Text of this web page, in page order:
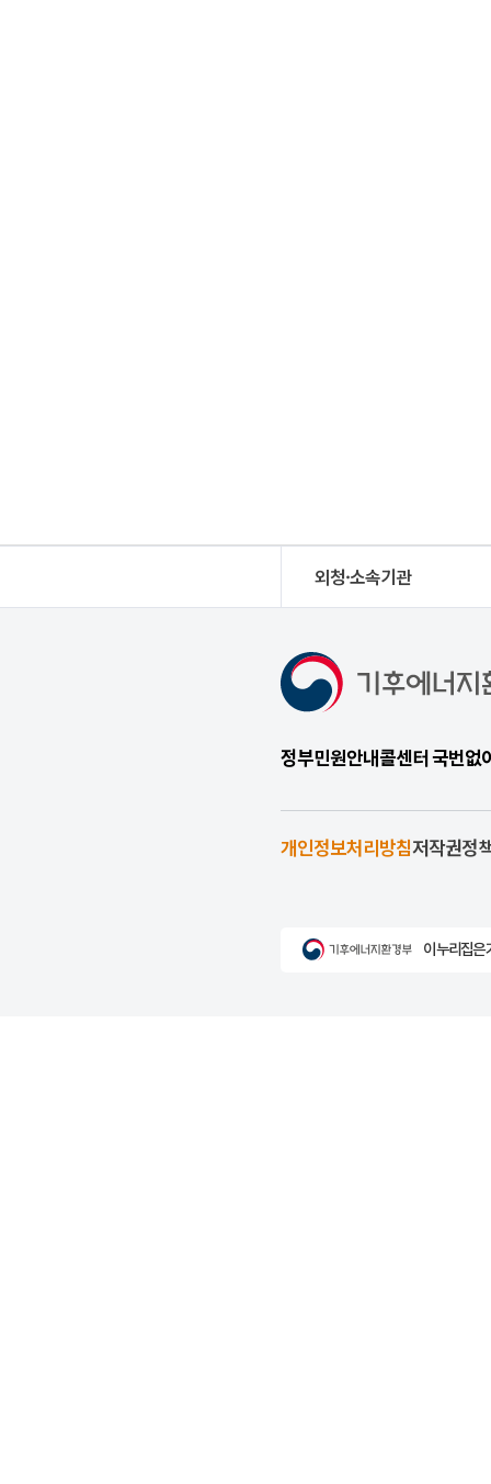
외청·소속기관
정부민원안내콜센터 국번
개인정보처리방침저작권정
이 누리집은